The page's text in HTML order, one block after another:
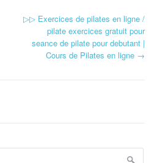
▷▷ Exercices de pilates en ligne /
pilate exercices gratuit pour
seance de pilate pour debutant |
Cours de Pilates en ligne →